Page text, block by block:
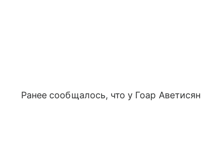
Ранее сообщалось, что у Гоар Аветисян